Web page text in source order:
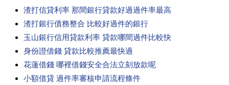
渣打信貸利率 那間銀行貸款好過過件率最高
渣打銀行債務整合 比較好過件的銀行
玉山銀行信用貸款利率 貸款哪間過件比較快
身份證借錢 貸款比較推薦最快過
花蓮借錢 哪裡借錢安全合法立刻放款呢
小額借貸 過件率審核申請流程條件